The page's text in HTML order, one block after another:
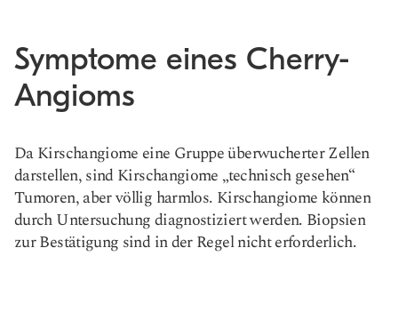
Symptome eines Cherry-
Angioms
Da Kirschangiome eine Gruppe überwucherter Zellen
darstellen, sind Kirschangiome „technisch gesehen“
Tumoren, aber völlig harmlos. Kirschangiome können
durch Untersuchung diagnostiziert werden. Biopsien
zur Bestätigung sind in der Regel nicht erforderlich.